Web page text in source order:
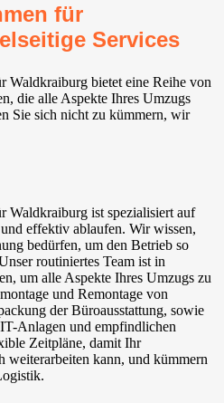
für
Services
Waldkraiburg bietet eine Reihe von
die alle Aspekte Ihres Umzugs
Sie sich nicht zu kümmern, wir
Waldkraiburg ist spezialisiert auf
effektiv ablaufen. Wir wissen,
bedürfen, um den Betrieb so
routiniertes Team ist in
um alle Aspekte Ihres Umzugs zu
und Remontage von
der Büroausstattung, sowie
Anlagen und empfindlichen
Zeitpläne, damit Ihr
weiterarbeiten kann, und kümmern